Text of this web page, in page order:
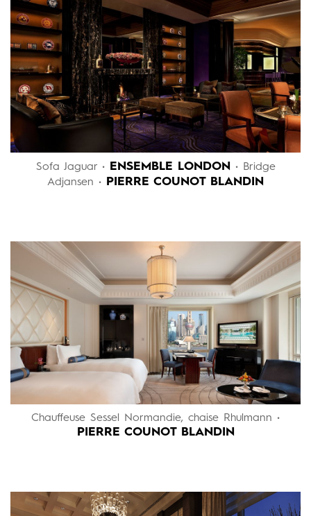
Sofa Jaguar • ENSEMBLE LONDON • Bridge
Adjansen •
PIERRE COUNOT BLANDIN
Chauffeuse Sessel Normandie, chaise Rhulmann •
PIERRE COUNOT BLANDIN